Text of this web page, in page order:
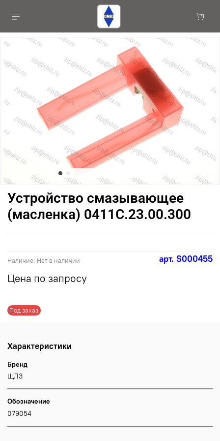
арт. S000455
Наличие: Нет в наличии
Под заказ
Устройство смазывающее
(масленка) 0411С.23.00.300
Цена по запросу
Характеристики
Бренд
ЩЛЗ
Обозначение
079054